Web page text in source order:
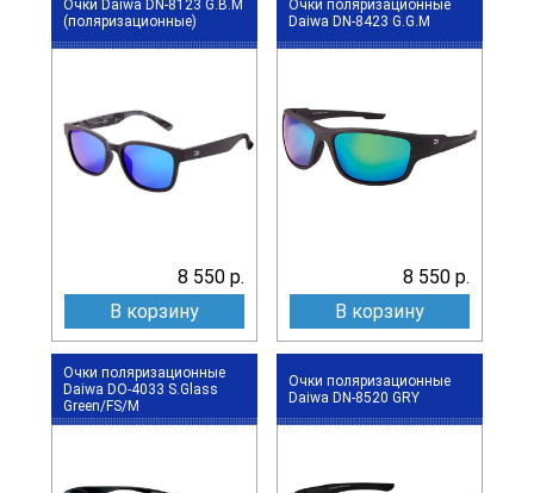
Очки Daiwa DN-8123 G.B.M
(поляризационные)
8 550 р.
В корзину
Очки поляризационные
Daiwa DN-8423 G.G.M
8 550 р.
В корзину
Очки поляризационные
Daiwa DO-4033 S.Glass
Green/FS/M
Очки поляризационные
Daiwa DN-8520 GRY